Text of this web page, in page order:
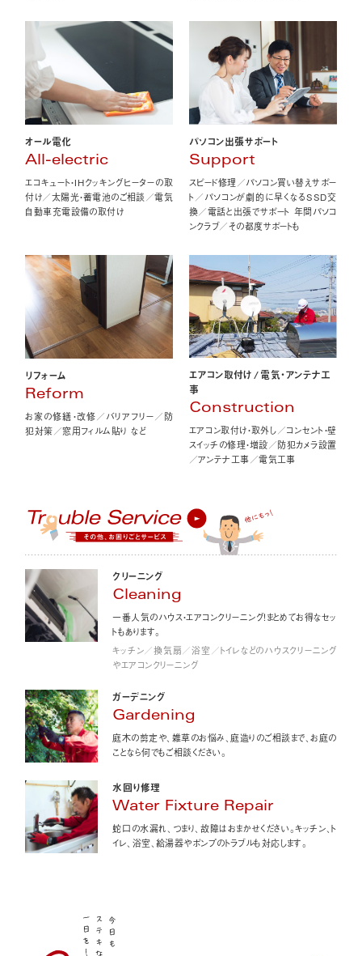
オール電化
All-electric
エコキュート・IHクッキングヒーターの取
付け／太陽光・蓄電池のご相談／電気
自動車充電設備の取付け
パソコン出張サポート
Support
スピード修理／パソコン買い替えサポー
ト／パソコンが劇的に早くなるSSD交
換／電話と出張でサポート 年間パソコ
ンクラブ／その都度サポートも
リフォーム
Reform
お家の修繕・改修／バリアフリー／防
犯対策／窓用フィルム貼り など
エアコン取付け/電気・アンテナ工
事
Construction
エアコン取付け・取外し／コンセント・壁
スイッチの修理・増設／防犯カメラ設置
／アンテナ工事／電気工事
クリーニング
Cleaning
一番人気のハウス・エアコンクリーニング！まとめてお得なセッ
トもあります。
キッチン／換気扇／浴室／トイレなどのハウスクリーニング
やエアコンクリーニング
ガーデニング
Gardening
庭木の剪定や、雑草のお悩み、庭造りのご相談まで、お庭の
ことなら何でもご相談ください。
水回り修理
Water Fixture Repair
蛇口の水漏れ、つまり、故障はおまかせください。キッチン、ト
イレ、浴室、給湯器やポンプのトラブルも対応します。